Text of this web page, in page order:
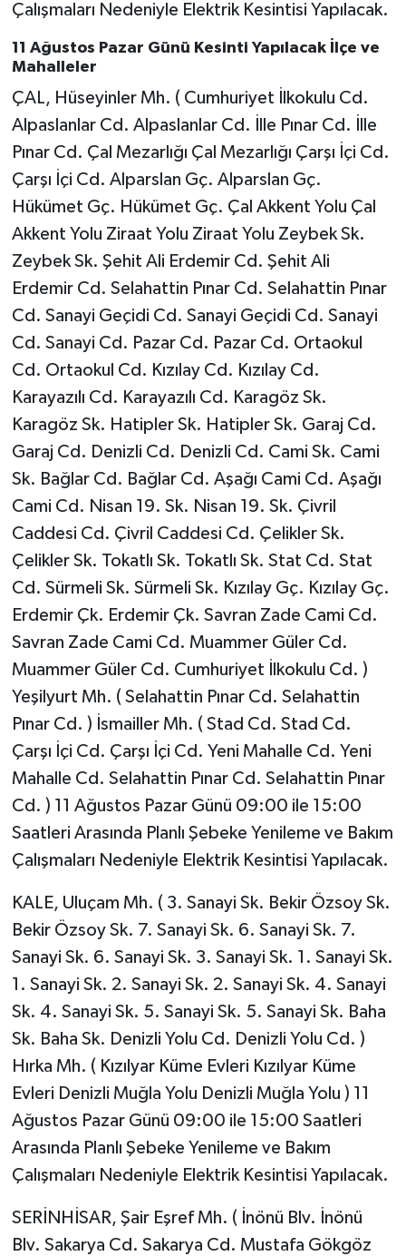
Çalışmaları Nedeniyle Elektrik Kesintisi Yapılacak.
11 Ağustos Pazar Günü Kesinti Yapılacak İlçe ve
Mahalleler
ÇAL, Hüseyinler Mh. ( Cumhuriyet İlkokulu Cd.
Alpaslanlar Cd. Alpaslanlar Cd. İlle Pınar Cd. İlle
Pınar Cd. Çal Mezarlığı Çal Mezarlığı Çarşı İçi Cd.
Çarşı İçi Cd. Alparslan Gç. Alparslan Gç.
Hükümet Gç. Hükümet Gç. Çal Akkent Yolu Çal
Akkent Yolu Ziraat Yolu Ziraat Yolu Zeybek Sk.
Zeybek Sk. Şehit Ali Erdemir Cd. Şehit Ali
Erdemir Cd. Selahattin Pınar Cd. Selahattin Pınar
Cd. Sanayi Geçidi Cd. Sanayi Geçidi Cd. Sanayi
Cd. Sanayi Cd. Pazar Cd. Pazar Cd. Ortaokul
Cd. Ortaokul Cd. Kızılay Cd. Kızılay Cd.
Karayazılı Cd. Karayazılı Cd. Karagöz Sk.
Karagöz Sk. Hatipler Sk. Hatipler Sk. Garaj Cd.
Garaj Cd. Denizli Cd. Denizli Cd. Cami Sk. Cami
Sk. Bağlar Cd. Bağlar Cd. Aşağı Cami Cd. Aşağı
Cami Cd. Nisan 19. Sk. Nisan 19. Sk. Çivril
Caddesi Cd. Çivril Caddesi Cd. Çelikler Sk.
Çelikler Sk. Tokatlı Sk. Tokatlı Sk. Stat Cd. Stat
Cd. Sürmeli Sk. Sürmeli Sk. Kızılay Gç. Kızılay Gç.
Erdemir Çk. Erdemir Çk. Savran Zade Cami Cd.
Savran Zade Cami Cd. Muammer Güler Cd.
Muammer Güler Cd. Cumhuriyet İlkokulu Cd. )
Yeşilyurt Mh. ( Selahattin Pınar Cd. Selahattin
Pınar Cd. ) İsmailler Mh. ( Stad Cd. Stad Cd.
Çarşı İçi Cd. Çarşı İçi Cd. Yeni Mahalle Cd. Yeni
Mahalle Cd. Selahattin Pınar Cd. Selahattin Pınar
Cd. ) 11 Ağustos Pazar Günü 09:00 ile 15:00
Saatleri Arasında Planlı Şebeke Yenileme ve Bakım
Çalışmaları Nedeniyle Elektrik Kesintisi Yapılacak.
KALE, Uluçam Mh. ( 3. Sanayi Sk. Bekir Özsoy Sk.
Bekir Özsoy Sk. 7. Sanayi Sk. 6. Sanayi Sk. 7.
Sanayi Sk. 6. Sanayi Sk. 3. Sanayi Sk. 1. Sanayi Sk.
1. Sanayi Sk. 2. Sanayi Sk. 2. Sanayi Sk. 4. Sanayi
Sk. 4. Sanayi Sk. 5. Sanayi Sk. 5. Sanayi Sk. Baha
Sk. Baha Sk. Denizli Yolu Cd. Denizli Yolu Cd. )
Hırka Mh. ( Kızılyar Küme Evleri Kızılyar Küme
Evleri Denizli Muğla Yolu Denizli Muğla Yolu ) 11
Ağustos Pazar Günü 09:00 ile 15:00 Saatleri
Arasında Planlı Şebeke Yenileme ve Bakım
Çalışmaları Nedeniyle Elektrik Kesintisi Yapılacak.
SERİNHİSAR, Şair Eşref Mh. ( İnönü Blv. İnönü
Blv. Sakarya Cd. Sakarya Cd. Mustafa Gökgöz